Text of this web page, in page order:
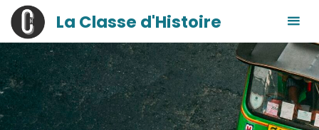
Skip
content
principal
La Classe d'Histoire